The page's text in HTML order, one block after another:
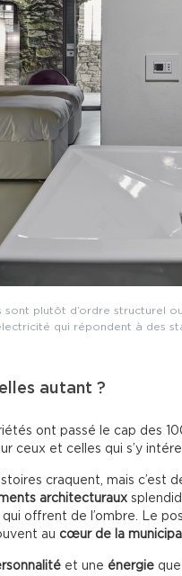
sont plutôt d’ordre structurel
qui répondent à des
autant ?
ont passé le cap des
ceux et celles qui s’y
craquent, mais c’est
architecturaux
qui offrent de l’ombre. Le
au cœur de la
et une énergie